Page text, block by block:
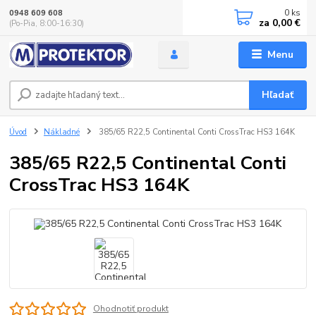
Menu
Hľadať
0948 609 608
(Po-Pia, 8:00-16:30)
0 ks
za 0,00 €
Úvod Nákladné 385/65 R22,5 Continental Conti CrossTrac HS3 164K
385/65 R22,5 Continental Conti
CrossTrac HS3 164K
Ohodnotiť produkt